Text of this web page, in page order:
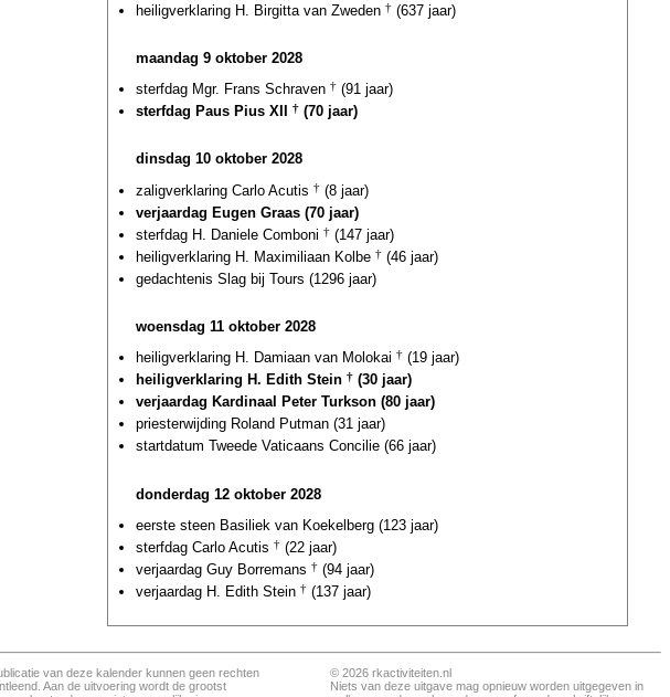
heiligverklaring H. Birgitta van Zweden † (637 jaar)
maandag 9 oktober 2028
sterfdag Mgr. Frans Schraven † (91 jaar)
sterfdag Paus Pius XII
† (70 jaar)
dinsdag 10 oktober 2028
zaligverklaring Carlo Acutis † (8 jaar)
verjaardag Eugen Graas (70 jaar)
sterfdag H. Daniele Comboni † (147 jaar)
heiligverklaring H. Maximiliaan Kolbe † (46 jaar)
gedachtenis Slag bij Tours (1296 jaar)
woensdag 11 oktober 2028
heiligverklaring H. Damiaan van Molokai † (19 jaar)
heiligverklaring H. Edith Stein † (30 jaar)
verjaardag Kardinaal Peter Turkson (80 jaar)
priesterwijding Roland Putman (31 jaar)
startdatum Tweede Vaticaans Concilie (66 jaar)
donderdag 12 oktober 2028
eerste steen Basiliek van Koekelberg (123 jaar)
sterfdag Carlo Acutis † (22 jaar)
verjaardag Guy Borremans † (94 jaar)
verjaardag H. Edith Stein † (137 jaar)
van deze kalender kunnen geen rechten
Aan de uitvoering wordt de grootst
© 2026 rkactiviteiten.nl
Niets van deze uitgave mag opnieuw worden uitgegeven in